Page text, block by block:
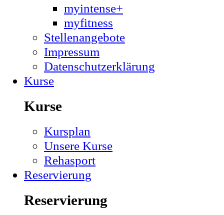
myintense+
myfitness
Stellenangebote
Impressum
Datenschutzerklärung
Kurse
Kurse
Kursplan
Unsere Kurse
Rehasport
Reservierung
Reservierung